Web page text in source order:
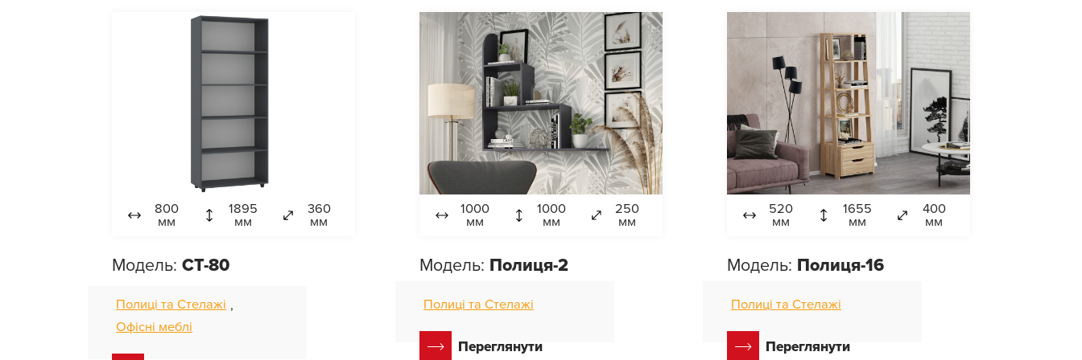
800
мм
1895
мм
360
мм
Модель:СТ-80
Полиці та Стелажі ,
Офісні меблі
1000
мм
1000
мм
250
мм
Модель: Полиця-2
Полиці та Стелажі
Переглянути
520
мм
1655
мм
400
мм
Модель: Полиця-16
Полиці та Стелажі
Переглянути